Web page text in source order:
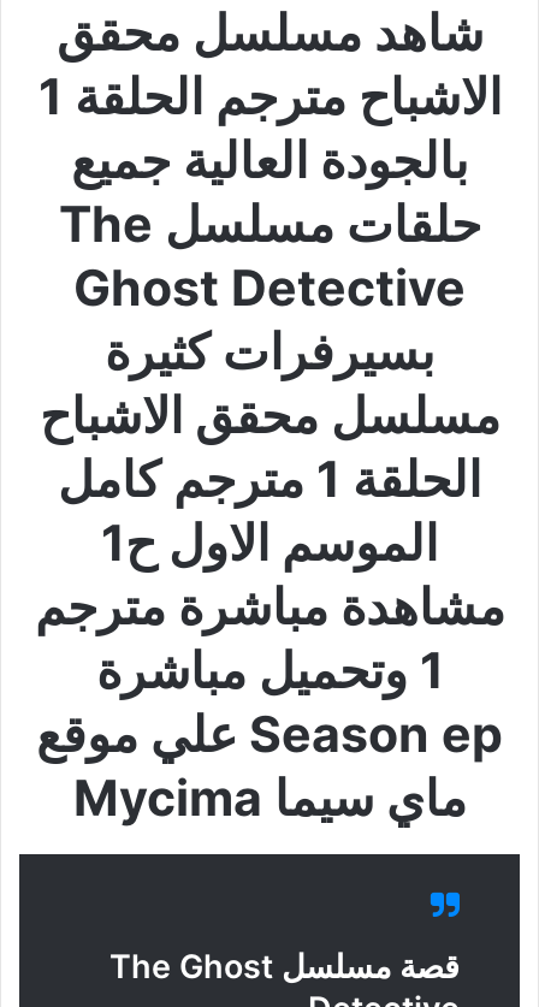
شاهد مسلسل محقق
الاشباح مترجم الحلقة 1
بالجودة العالية جميع
حلقات مسلسل The
Ghost Detective
بسيرفرات كثيرة
مسلسل محقق الاشباح
الحلقة 1 مترجم كامل
الموسم الاول ح1
مشاهدة مباشرة مترجم
1 وتحميل مباشرة
Season ep علي موقع
ماي سيما Mycima
قصة مسلسل The Ghost